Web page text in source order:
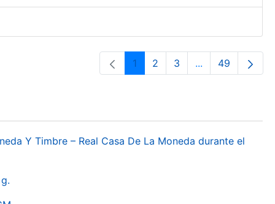
Orrialdea
1 Orrialdea
2 Orrialdea
3 ...Intermediate
Orrialdea
49
Y Timbre – Real Casa De La Moneda durante el